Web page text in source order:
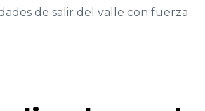
de salir del valle con fuerza